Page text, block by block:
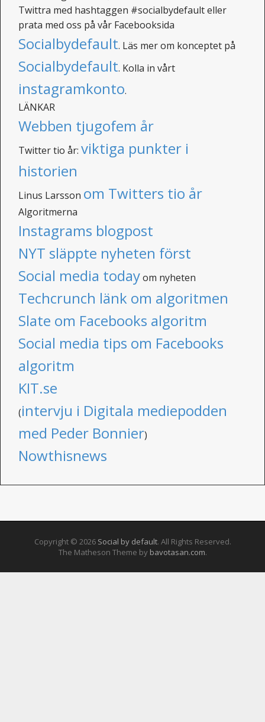
Twittra med hashtaggen #socialbydefault eller
prata med oss på vår Facebooksida
Socialbydefault. Läs mer om konceptet på
Socialbydefault. Kolla in vårt
instagramkonto.
LÄNKAR
Webben tjugofem år
Twitter tio år: viktiga punkter i
historien
Linus Larsson om Twitters tio år
Algoritmerna
Instagrams blogpost
NYT släppte nyheten först
Social media todayom nyheten
Techcrunch länk om algoritmen
Slate om Facebooks algoritm
Social media tips om Facebooks
algoritm
KIT.se
(intervju i Digitala mediepodden
med Peder Bonnier)
Nowthisnews
Copyright © 2026 Social by default. All Rights Reserved.
The Matheson Theme by bavotasan.com.